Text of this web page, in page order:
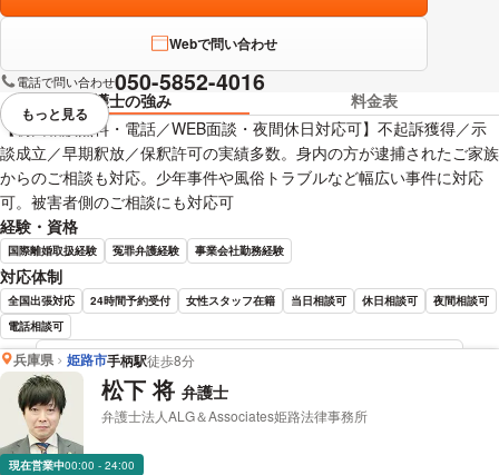
Webで問い合わせ
電話で問い合わせ050-5852-4016
弁護士の強み
料金表
【初回相談無料・電話／WEB面談・夜間休日対応可】不起訴獲得／示
談成立／早期釈放／保釈許可の実績多数。身内の方が逮捕されたご家族
からのご相談も対応。少年事件や風俗トラブルなど幅広い事件に対応
可。被害者側のご相談にも対応可
経験・資格
国際離婚取扱経験 冤罪弁護経験 事業会社勤務経験
対応体制
全国出張対応 24時間予約受付 女性スタッフ在籍 当日相談可 休日相談可
夜間相談可
電話相談可
磯田 直也 弁護士の詳細情報を見る
視覚的に省略されている要素を
もっと見る
兵庫県 姫路市手柄駅徒歩8分
松下 将 弁護士
弁護士法人ALG＆Associates姫路法律事務所
現在営業中00:00 - 24:00